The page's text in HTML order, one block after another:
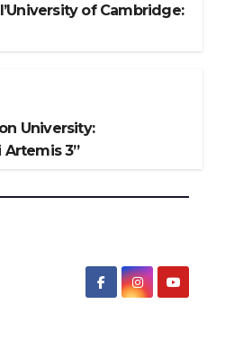
of Cambridge:
University:
3”